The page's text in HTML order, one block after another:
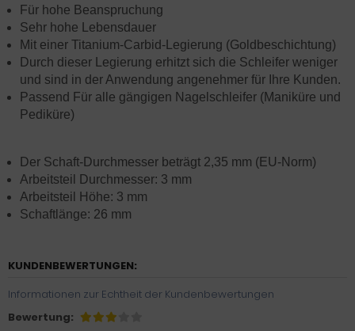
Für hohe Beanspruchung
Sehr hohe Lebensdauer
Mit einer Titanium-Carbid-Legierung (Goldbeschichtung)
Durch dieser Legierung erhitzt sich die Schleifer weniger
und sind in der Anwendung angenehmer für Ihre Kunden.
Passend Für alle gängigen Nagelschleifer (Maniküre und
Pediküre)
Der Schaft-Durchmesser beträgt 2,35 mm (EU-Norm)
Arbeitsteil Durchmesser: 3 mm
Arbeitsteil Höhe: 3 mm
Schaftlänge: 26 mm
KUNDENBEWERTUNGEN:
Informationen zur Echtheit der Kundenbewertungen
Bewertung: